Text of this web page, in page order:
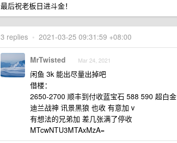
最后祝老板日进斗金！
3 replies • 2021-03-25 09:31:59 +08:00
MrTwisted Mar 24, 2021
闲鱼 3k 能出尽量出掉吧
借楼：
2650-2700 顺丰到付收蓝宝石 588 590 超白金
迪兰战神 讯景黑狼 也收 有意加 v
有想法的兄弟加 差几张满了停收
MTcwNTU3MTAxMzA=